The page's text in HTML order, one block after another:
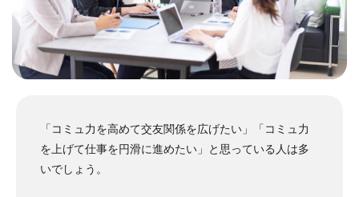
「コミュ力を高めて交友関係を広げたい」「コミュ力
を上げて仕事を円滑に進めたい」と思っている人は多
いでしょう。